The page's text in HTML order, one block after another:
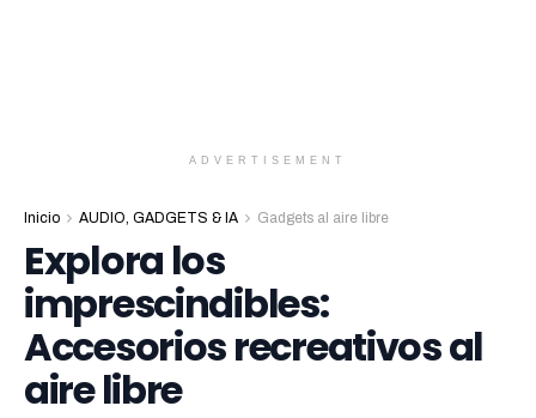
ADVERTISEMENT
Inicio AUDIO, GADGETS & IA Gadgets al aire libre
Explora los
imprescindibles:
Accesorios recreativos al
aire libre